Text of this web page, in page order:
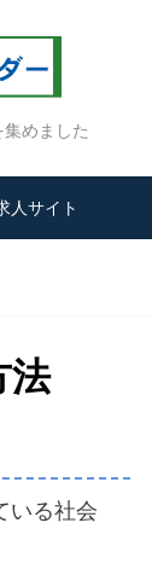
めました
人サイト
法
いる社会